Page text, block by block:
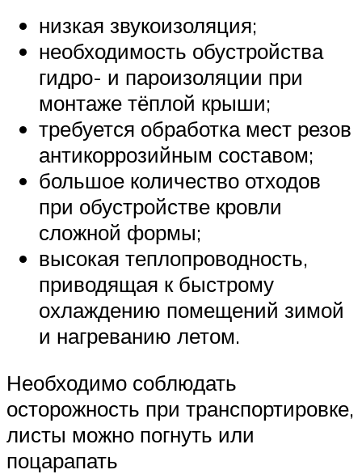
низкая звукоизоляция;
необходимость обустройства
гидро- и пароизоляции при
монтаже тёплой крыши;
требуется обработка мест резов
антикоррозийным составом;
большое количество отходов
при обустройстве кровли
сложной формы;
высокая теплопроводность,
приводящая к быстрому
охлаждению помещений зимой
и нагреванию летом.
Необходимо соблюдать
осторожность при транспортировке,
листы можно погнуть или
поцарапать